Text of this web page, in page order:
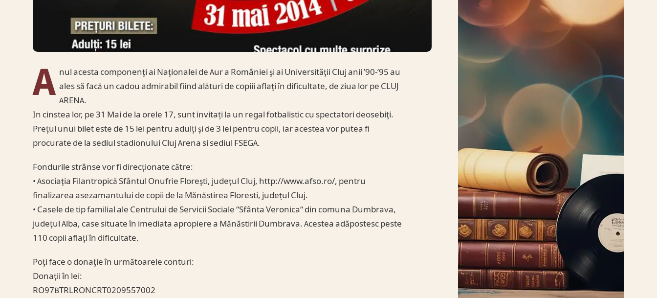
A nul acesta componenţi ai Naționalei de Aur a României şi ai Universităţii Cluj anii ’90-’95 au
ales să facă un cadou admirabil fiind alături de copiii aflați în dificultate, de ziua lor pe CLUJ
ARENA.
In cinstea lor, pe 31 Mai de la orele 17, sunt invitați la un regal fotbalistic cu spectatori deosebiţi.
Prețul unui bilet este de 15 lei pentru adulți și de 3 lei pentru copii, iar acestea vor putea fi
procurate de la sediul stadionului Cluj Arena si sediul FSEGA.
Fondurile strânse vor fi direcţionate către:
• Asociaţia Filantropică Sfântul Onufrie Floreşti, judeţul Cluj, http://www.afso.ro/, pentru
finalizarea asezamantului de copii de la Mănăstirea Floresti, județul Cluj.
• Casele de tip familial ale Centrului de Servicii Sociale “Sfânta Veronica“ din comuna Dumbrava,
judeţul Alba, case situate în imediata apropiere a Mănăstirii Dumbrava. Acestea adăpostesc peste
110 copii aflaţi în dificultate.
Poți face o donație în următoarele conturi:
Donaţii în lei:
RO97BTRLRONCRT0209557002